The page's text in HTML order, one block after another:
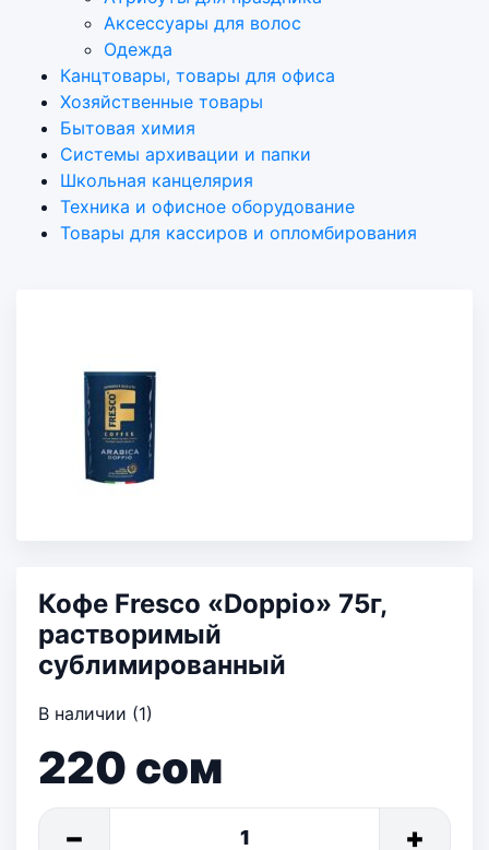
Аксеcсуары для волос
Одежда
Канцтовары, товары для офиса
Хозяйственные товары
Бытовая химия
Системы архивации и папки
Школьная канцелярия
Техника и офисное оборудование
Товары для кассиров и опломбирования
Кофе Fresco «Doppio» 75г,
растворимый
сублимированный
В наличии (1)
220 сом
− 1 +